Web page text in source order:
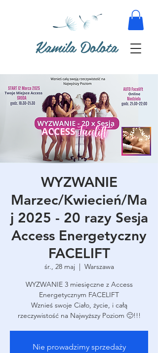
Kamila Dolota
WYZWANIE
Marzec/Kwiecień/Ma
j 2025 - 20 razy Sesja
Access Energetyczny
FACELIFT
śr., 28 maj
  |
Warszawa
WYZWANIE 3 miesięczne z Access
Energetycznym FACELIFT
Wznieś swoje Ciało, życie, i całą
rzeczywistość na Najwyższy Poziom 🙂!!!
Nie prowadzimy sprzedaży